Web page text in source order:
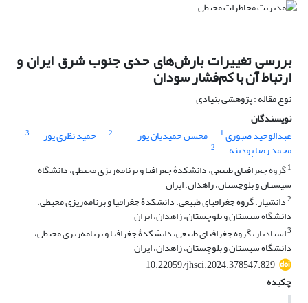
بررسی تغییرات بارش‌های حدی جنوب شرق ایران و
ارتباط آن با کم‌فشار سودان
نوع مقاله : پژوهشی بنیادی
نویسندگان
عبدالوحید صبوری1 محسن حمیدیان پور 2 حمید نظری پور 3
محمد رضا پودینه
2
1گروه جغرافیای طبیعی، دانشکدۀ جغرافیا و برنامه‌ریزی محیطی، دانشگاه
سیستان و بلوچستان، زاهدان، ایران
2دانشیار، گروه جغرافیای طبیعی، دانشکدۀ جغرافیا و برنامه‌ریزی محیطی،
دانشگاه سیستان و بلوچستان، زاهدان، ایران
3استادیار، گروه جغرافیای طبیعی، دانشکدۀ جغرافیا و برنامه‌ریزی محیطی،
دانشگاه سیستان و بلوچستان، زاهدان، ایران
10.22059/jhsci.2024.378547.829
چکیده